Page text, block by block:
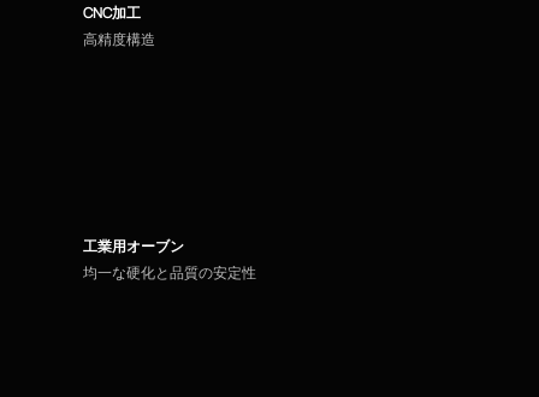
CNC加工
高精度構造
工業用オーブン
均一な硬化と品質の安定性